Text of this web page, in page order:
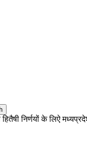
निर्णयों के लिऐ